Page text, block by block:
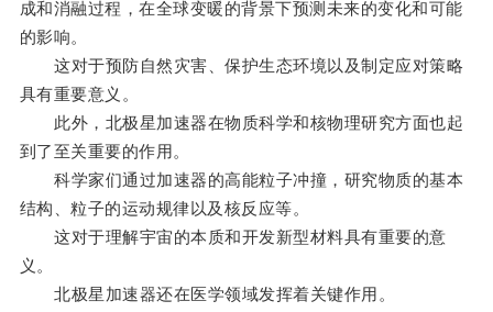
成和消融过程，在全球变暖的背景下预测未来的变化和可能
的影响。
这对于预防自然灾害、保护生态环境以及制定应对策略
具有重要意义。
此外，北极星加速器在物质科学和核物理研究方面也起
到了至关重要的作用。
科学家们通过加速器的高能粒子冲撞，研究物质的基本
结构、粒子的运动规律以及核反应等。
这对于理解宇宙的本质和开发新型材料具有重要的意
义。
北极星加速器还在医学领域发挥着关键作用。